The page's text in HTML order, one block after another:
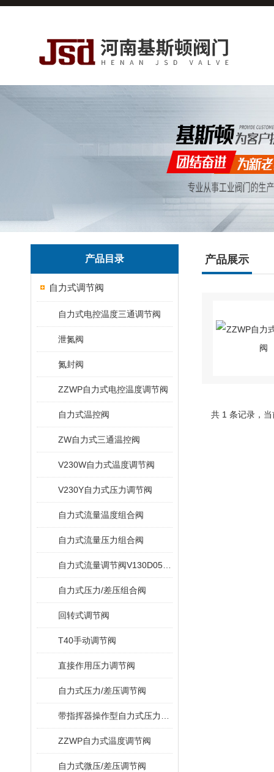
产品目录
自力式调节阀
自力式电控温度三通调节阀
泄氮阀
氮封阀
ZZWP自力式电控温度调节阀
自力式温控阀
ZW自力式三通温控阀
V230W自力式温度调节阀
V230Y自力式压力调节阀
自力式流量温度组合阀
自力式流量压力组合阀
自力式压力/差压组合阀
回转式调节阀
T40手动调节阀
直接作用压力调节阀
自力式压力/差压调节阀
ZZWP自力式温度调节阀
自力式微压/差压调节阀
产品展示
共 1 条记录，